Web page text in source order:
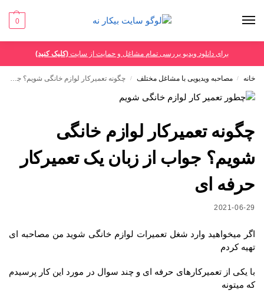
0
برای دانلود ویدیو بررسی تمام مشاغل و حمایت از سایت (کلیک کنید)
خانه / مصاحبه ویدیویی با مشاغل مختلف / چگونه تعمیرکار لوازم خانگی شویم؟ جواب از زبان یک تعمیرکار حرفه ای
چگونه تعمیرکار لوازم خانگی
شویم؟ جواب از زبان یک تعمیرکار
حرفه ای
2021-06-29
اگر میخواهید وارد شغل تعمیرات لوازم خانگی شوید من مصاحبه ای
تهیه کردم
با یکی از تعمیرکارهای حرفه ای و چند سوال در مورد این کار پرسیدم
که میتونه